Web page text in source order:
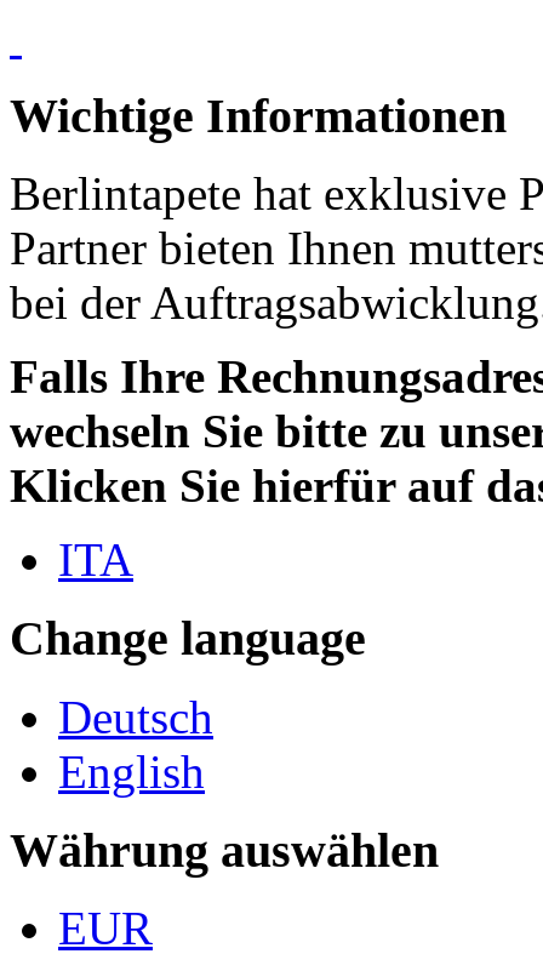
Wichtige Informationen
Berlintapete hat exklusive
Partner bieten Ihnen
bei der
Falls Ihre
wechseln Sie bitte zu
Klicken Sie hierfür auf
ITA
Change language
Deutsch
English
Währung auswählen
EUR